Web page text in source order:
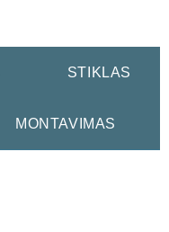
STIKLAS
MONTAVIMAS